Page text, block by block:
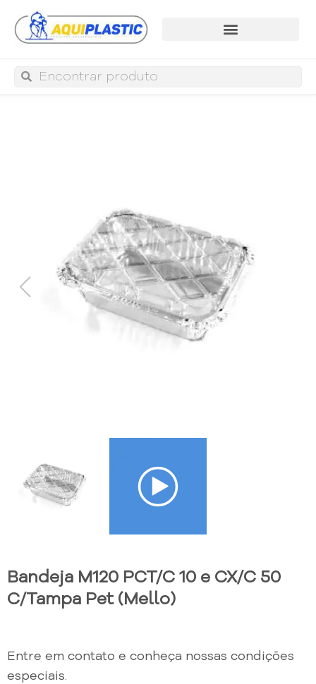
Bandeja M120 PCT/C 10 e CX/C 50
C/Tampa Pet (Mello)
Entre em contato e conheça nossas condições
especiais.